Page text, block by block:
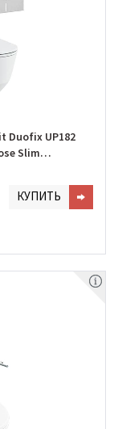
Duofix UP182
Slim
КУПИТЬ